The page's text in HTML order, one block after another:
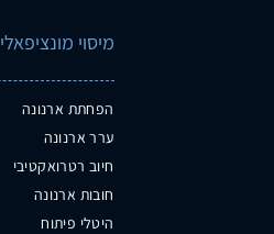
מיסוי מונציפאלי
הפחתת ארנונה
ערר ארנונה
חיוב רטרואקטיבי
חובות ארנונה
היטלי פיתוח